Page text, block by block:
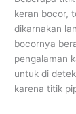
keran bocor,
dikarnakan
bocornya
pengalaman
untuk di
karena titik